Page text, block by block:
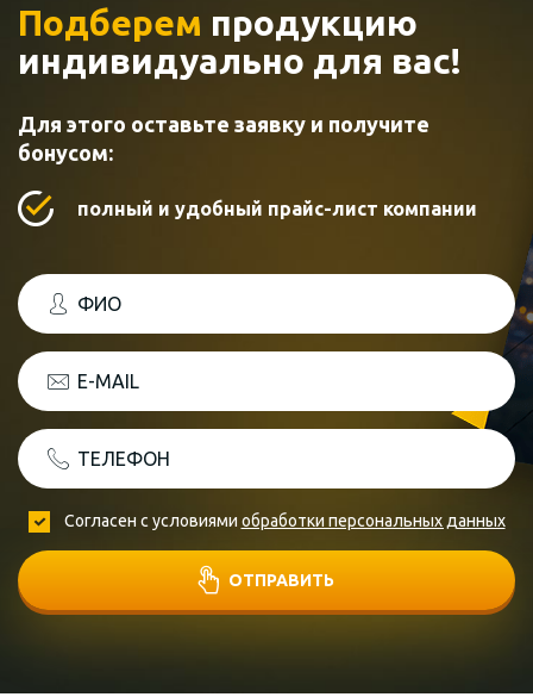
Подберем продукцию
индивидуально для вас!
Для этого оставьте заявку и получите
бонусом:
полный и удобный прайс-лист компании
ФИО
E-MAIL
ТЕЛЕФОН
Согласен с условиями обработки персональных данных
ОТПРАВИТЬ